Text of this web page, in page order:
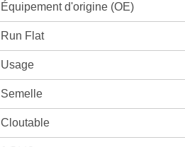
Équipement d'origine (OE)
Run Flat
Usage
Semelle
Cloutable